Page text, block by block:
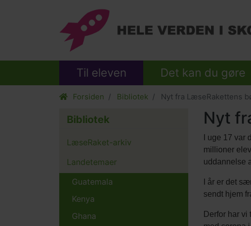
Til eleven Det kan du gøre
Forsiden Bibliotek Nyt fra LæseRakettens
Nyt
Body
I uge 17
millioner
uddannelse
I år er det
sendt hjem
Derfor har
Bibliotek
LæseRaket-arkiv
Landetemaer
Guatemala
Kenya
Ghana